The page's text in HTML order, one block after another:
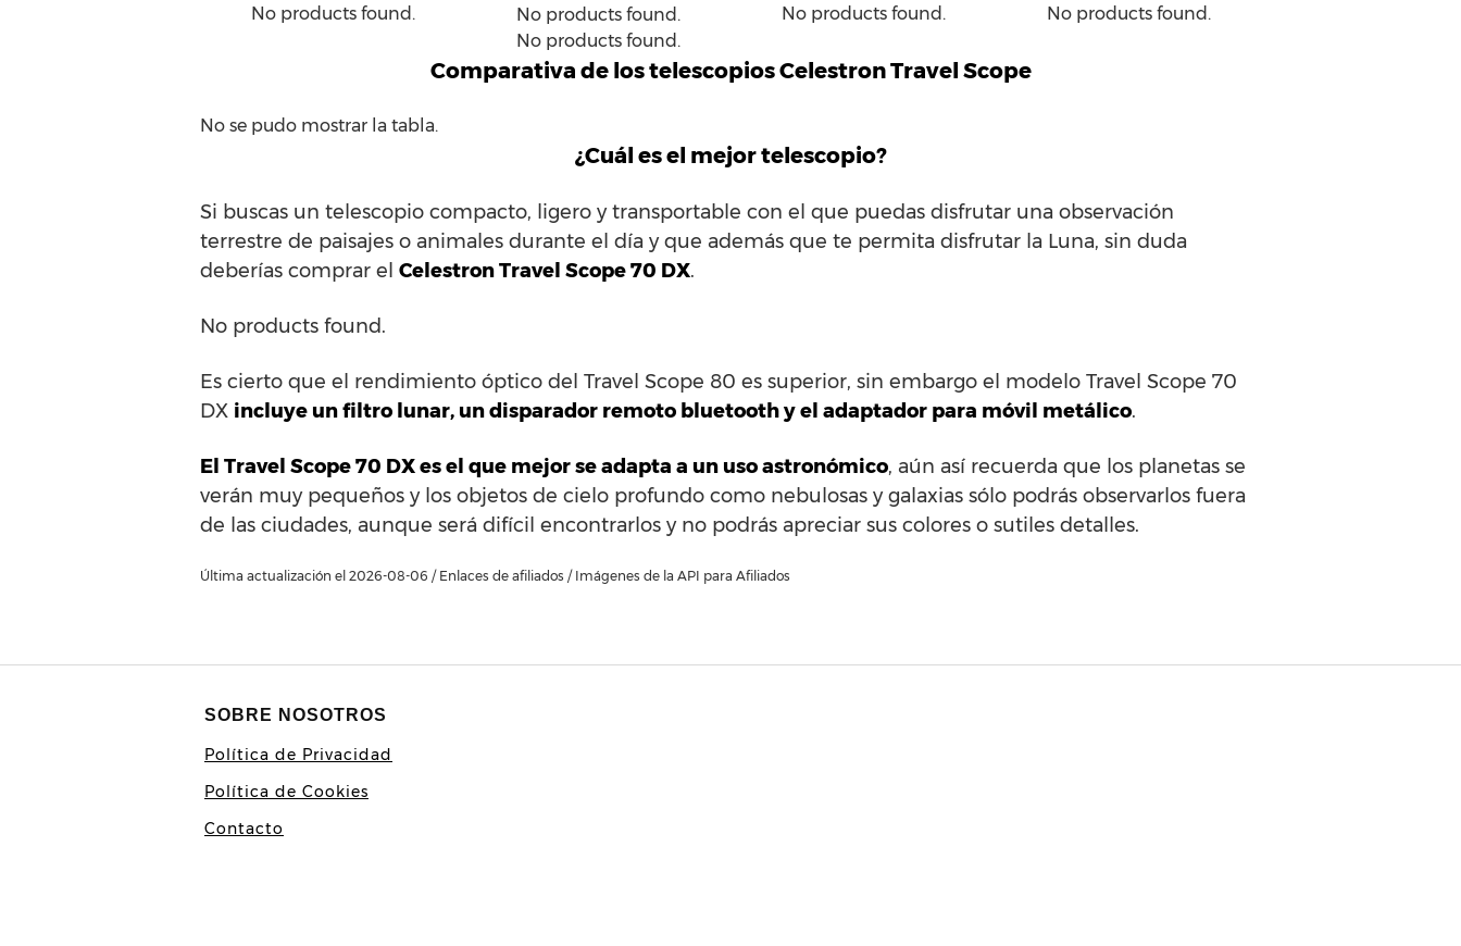
No products found.
No products found.
No products found.
No products found.
No products found.
Comparativa de los telescopios Celestron Travel Scope
No se pudo mostrar la tabla.
¿Cuál es el mejor telescopio?
Si buscas un telescopio compacto, ligero y transportable con el que puedas disfrutar una observación
terrestre de paisajes o animales durante el día y que además que te permita disfrutar la Luna, sin duda
deberías comprar el Celestron Travel Scope 70 DX.
No products found.
Es cierto que el rendimiento óptico del Travel Scope 80 es superior, sin embargo el modelo Travel Scope 70
DX incluye un filtro lunar, un disparador remoto bluetooth y el adaptador para móvil metálico.
El Travel Scope 70 DX es el que mejor se adapta a un uso astronómico, aún así recuerda que los planetas se
verán muy pequeños y los objetos de cielo profundo como nebulosas y galaxias sólo podrás observarlos fuera
de las ciudades, aunque será difícil encontrarlos y no podrás apreciar sus colores o sutiles detalles.
Última actualización el 2026-08-06 / Enlaces de afiliados / Imágenes de la API para Afiliados
SOBRE NOSOTROS
Política de Privacidad
Política de Cookies
Contacto